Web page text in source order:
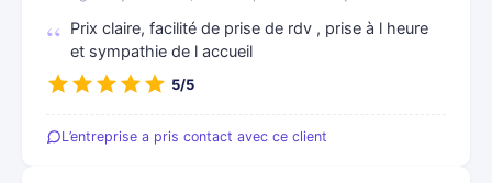
Prix claire, facilité de prise de rdv , prise à l heure
et sympathie de l accueil
5/5
L’entreprise a pris contact avec ce client